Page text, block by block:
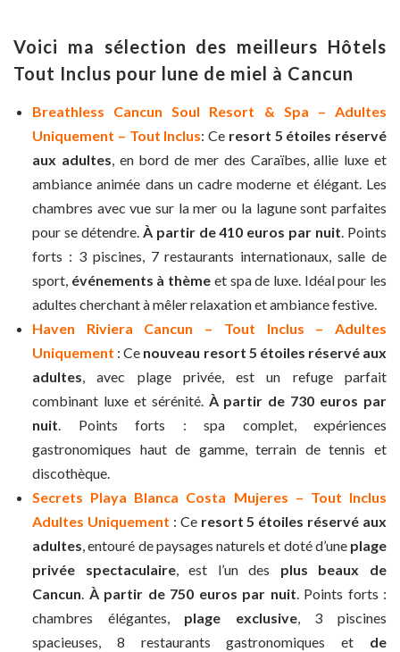
Voici ma sélection des meilleurs Hôtels
Tout Inclus pour lune de miel à Cancun
Breathless Cancun Soul Resort & Spa – Adultes
Uniquement – Tout Inclus: Ce resort 5 étoiles réservé
aux adultes, en bord de mer des Caraïbes, allie luxe et
ambiance animée dans un cadre moderne et élégant. Les
chambres avec vue sur la mer ou la lagune sont parfaites
pour se détendre. À partir de 410 euros par nuit. Points
forts : 3 piscines, 7 restaurants internationaux, salle de
sport, événements à thème et spa de luxe. Idéal pour les
adultes cherchant à mêler relaxation et ambiance festive.
Haven Riviera Cancun – Tout Inclus – Adultes
Uniquement : Ce nouveau resort 5 étoiles réservé aux
adultes, avec plage privée, est un refuge parfait
combinant luxe et sérénité. À partir de 730 euros par
nuit. Points forts : spa complet, expériences
gastronomiques haut de gamme, terrain de tennis et
discothèque.
Secrets Playa Blanca Costa Mujeres – Tout Inclus
Adultes Uniquement : Ce resort 5 étoiles réservé aux
adultes, entouré de paysages naturels et doté d’une plage
privée spectaculaire, est l’un des plus beaux de
Cancun. À partir de 750 euros par nuit. Points forts :
chambres élégantes, plage exclusive, 3 piscines
spacieuses, 8 restaurants gastronomiques et de